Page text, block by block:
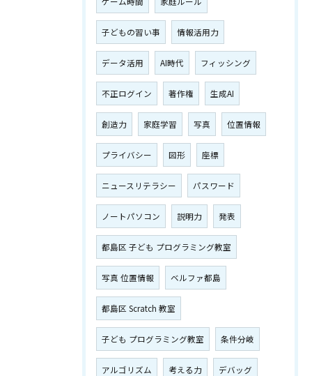
子どもの習い事 情報活用力
データ活用 AI時代 フィッシング
不正ログイン 著作権 生成AI
創造力 家庭学習 写真 位置情報
プライバシー 図形 座標
ニュースリテラシー パスワード
ノートパソコン 説明力 発表
都島区 子ども プログラミング教室
写真 位置情報 ベルファ都島
都島区 Scratch 教室
子ども プログラミング教室 条件分岐
アルゴリズム 考える力 デバッグ
お申し込みはこちら